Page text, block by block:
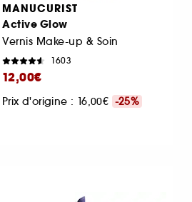
MANUCURIST
Active Glow
Vernis Make-up & Soin
1603
12,00€
Prix d'origine : 16,00€ -25%